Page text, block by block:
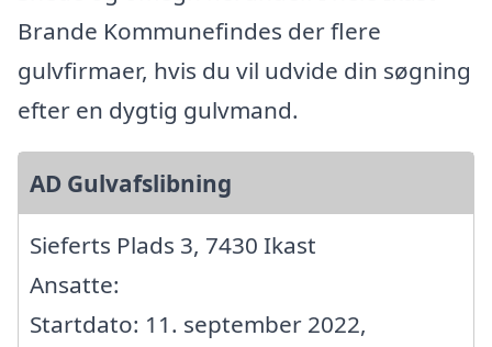
Brande Kommunefindes der flere
gulvfirmaer, hvis du vil udvide din søgning
efter en dygtig gulvmand.
AD Gulvafslibning
Sieferts Plads 3, 7430 Ikast
Ansatte:
Startdato: 11. september 2022,